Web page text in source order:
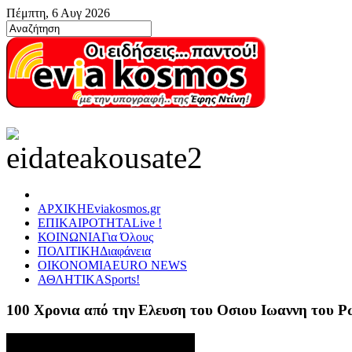
Πέμπτη, 6 Αυγ 2026
ΑΡΧΙΚΗEviakosmos.gr
ΕΠΙΚΑΙΡΟΤΗΤΑLive !
ΚΟΙΝΩΝΙΑΓια Όλους
ΠΟΛΙΤΙΚΗΔιαφάνεια
ΟΙΚΟΝΟΜΙΑEURO NEWS
ΑΘΛΗΤΙΚΑSports!
100 Χρονια από την Ελευση του Οσιου Ιωαννη του